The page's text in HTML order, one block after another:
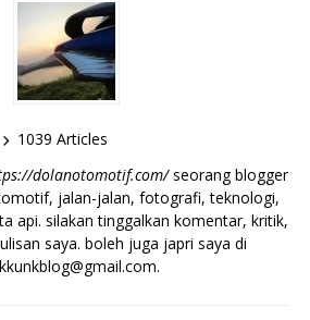
1039 Articles
dolanotomotif.com/seorang blogger
jalan-jalan, fotografi, teknologi,
api. silakan tinggalkan komentar, kritik,
saya. boleh juga japri saya di
.